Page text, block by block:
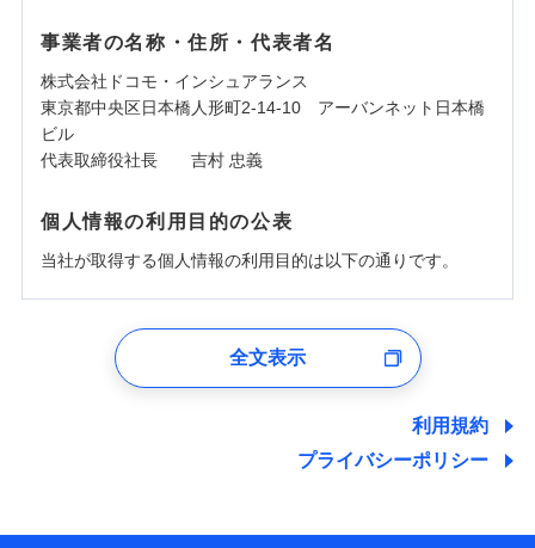
事業者の名称・住所・代表者名
株式会社ドコモ・インシュアランス
東京都中央区日本橋人形町2-14-10 アーバンネット日本橋
ビル
代表取締役社長 吉村 忠義
個人情報の利用目的の公表
当社が取得する個人情報の利用目的は以下の通りです。
ユーザー登録受付および、管理のため
しくは委託を受けている保険会社・提携会社の保険その他に
関する情報を提供し、金融商品等の契約を勧奨するため、ま
た維持管理等の委託業務遂行のため、またそれらに付帯、関
情報を取引のある他の保険会社の商品・サービスをご提案す
全文表示
利用規約
プライバシーポリシー